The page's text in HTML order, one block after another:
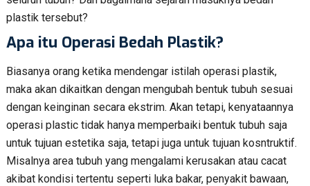
plastik tersebut?
Apa itu Operasi Bedah Plastik?
Biasanya orang ketika mendengar istilah operasi plastik,
maka akan dikaitkan dengan mengubah bentuk tubuh sesuai
dengan keinginan secara ekstrim. Akan tetapi, kenyataannya
operasi plastic tidak hanya memperbaiki bentuk tubuh saja
untuk tujuan estetika saja, tetapi juga untuk tujuan kosntruktif.
Misalnya area tubuh yang mengalami kerusakan atau cacat
akibat kondisi tertentu seperti luka bakar, penyakit bawaan,